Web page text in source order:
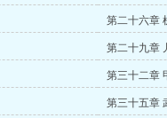
第二十六章
第二十九章
第三十二章
第三十五章